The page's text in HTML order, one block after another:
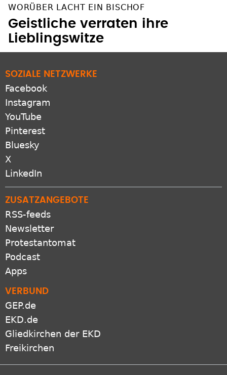
WORÜBER LACHT EIN BISCHOF
Geistliche verraten ihre
Lieblingswitze
SOZIALE NETZWERKE
Facebook
Instagram
YouTube
Pinterest
Bluesky
X
LinkedIn
ZUSATZANGEBOTE
RSS-feeds
Newsletter
Protestantomat
Podcast
Apps
VERBUND
GEP.de
EKD.de
Gliedkirchen der EKD
Freikirchen